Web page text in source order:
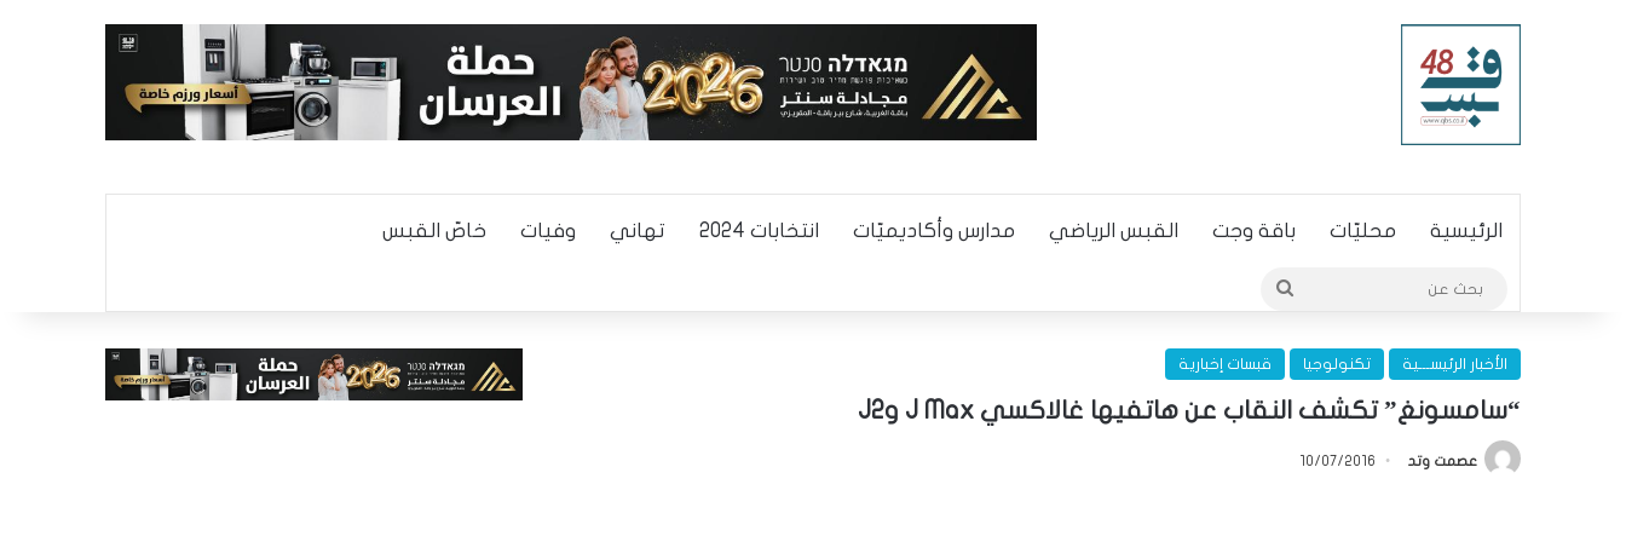
الرئيسية محليّات باقة وجت القبس الرياضي مدارس وأكاديميّات انتخابات 2024 تهاني وفيات خاصّ القبس
الأخبار الرئيســـية تكنولوجيا قبسات إخبارية
“سامسونغ” تكشف النقاب عن هاتفيها غالاكسي J Max وJ2
عصمت وتد 10/07/2016